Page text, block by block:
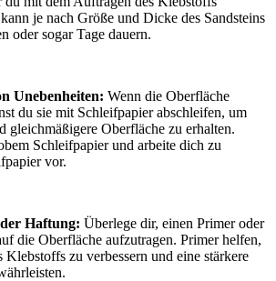
je nach Größe und Dicke des Sandsteins
oder sogar Tage dauern.
Unebenheiten: Wenn die Oberfläche
du sie mit Schleifpapier abschleifen, um
gleichmäßigere Oberfläche zu erhalten.
Schleifpapier und arbeite dich zu
vor.
Haftung: Überlege dir, einen Primer oder
die Oberfläche aufzutragen. Primer helfen,
Klebstoffs zu verbessern und eine stärkere